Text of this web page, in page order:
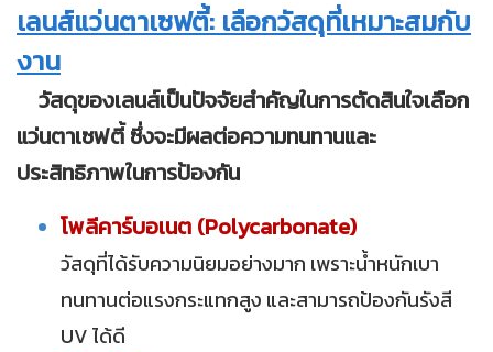
เลนส์แว่นตาเซฟตี้: เลือกวัสดุที่เหมาะสมกับ
งาน
วัสดุของเลนส์เป็นปัจจัยสำคัญในการตัดสินใจเลือก
แว่นตาเซฟตี้ ซึ่งจะมีผลต่อความทนทานและ
ประสิทธิภาพในการป้องกัน
โพลีคาร์บอเนต (Polycarbonate)
วัสดุที่ได้รับความนิยมอย่างมาก เพราะน้ำหนักเบา
ทนทานต่อแรงกระแทกสูง และสามารถป้องกันรังสี
UV ได้ดี